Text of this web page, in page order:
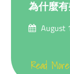
為什麼
PostedAugust
Read More